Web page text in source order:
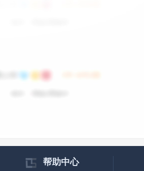
帮助中心